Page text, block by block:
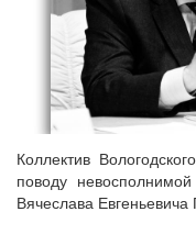
Коллектив
поводу
Вячеслава Евгеньевича